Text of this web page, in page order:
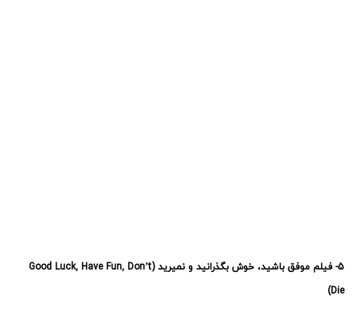
تاریخ انتشار: 20 فوریه 2026 (1 اسفند 1404)